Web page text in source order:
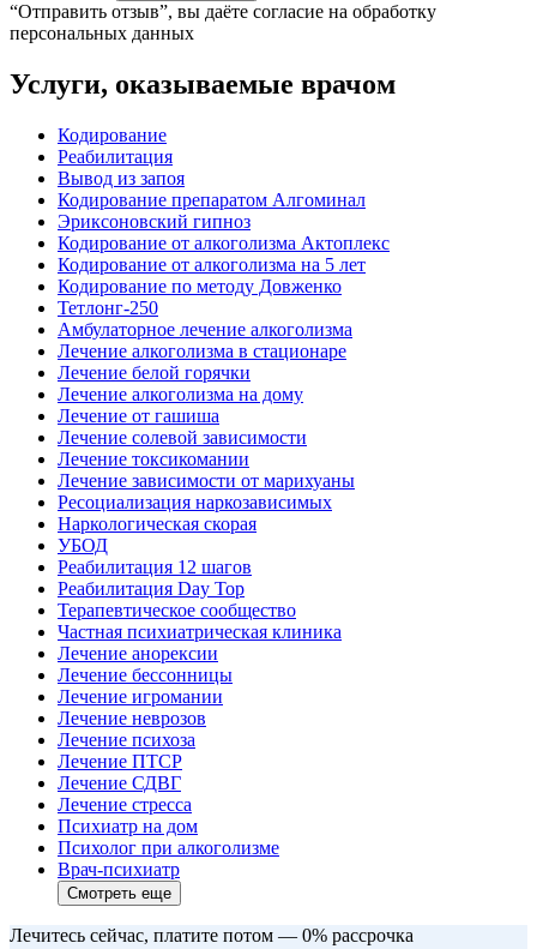
“Отправить отзыв”, вы даёте согласие на обработку
персональных данных
Услуги, оказываемые врачом
Кодирование
Реабилитация
Вывод из запоя
Кодирование препаратом Алгоминал
Эриксоновский гипноз
Кодирование от алкоголизма Актоплекс
Кодирование от алкоголизма на 5 лет
Кодирование по методу Довженко
Тетлонг-250
Амбулаторное лечение алкоголизма
Лечение алкоголизма в стационаре
Лечение белой горячки
Лечение алкоголизма на дому
Лечение от гашиша
Лечение солевой зависимости
Лечение токсикомании
Лечение зависимости от марихуаны
Ресоциализация наркозависимых
Наркологическая скорая
УБОД
Реабилитация 12 шагов
Реабилитация Day Top
Терапевтическое сообщество
Частная психиатрическая клиника
Лечение анорексии
Лечение бессонницы
Лечение игромании
Лечение неврозов
Лечение психоза
Лечение ПТСР
Лечение СДВГ
Лечение стресса
Психиатр на дом
Психолог при алкоголизме
Врач-психиатр
Смотреть еще
Лечитесь сейчас, платите потом — 0% рассрочка